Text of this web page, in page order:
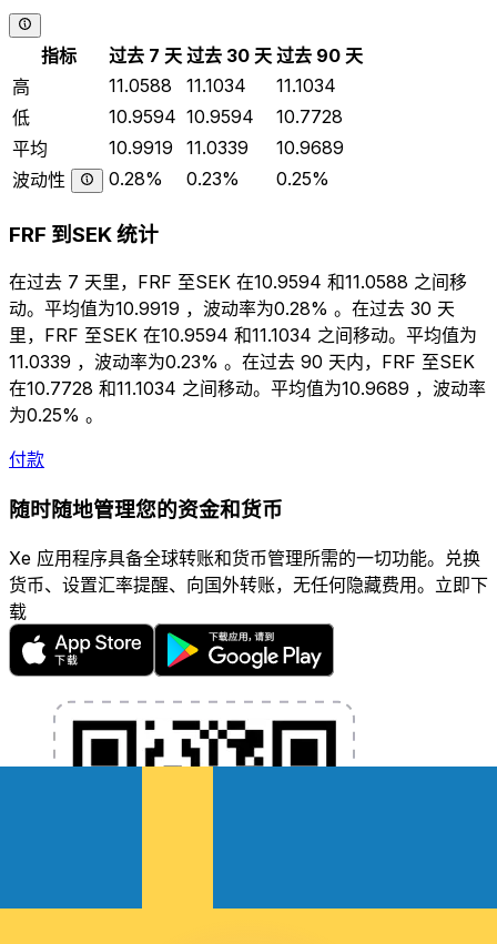
指标 过去 7 天 过去 30 天 过去 90 天
高
11.0588 11.1034
11.1034
低
10.9594 10.9594
10.7728
平均
10.9919 11.0339
10.9689
波动性
0.28% 0.23% 0.25%
FRF 到SEK 统计
在过去 7 天里，FRF 至SEK 在10.9594 和11.0588 之间移
动。平均值为10.9919 ，波动率为0.28% 。在过去 30 天
里，FRF 至SEK 在10.9594 和11.1034 之间移动。平均值为
11.0339 ，波动率为0.23% 。在过去 90 天内，FRF 至SEK
在10.7728 和11.1034 之间移动。平均值为10.9689 ，波动率
为0.25% 。
付款
随时随地管理您的资金和货币
Xe 应用程序具备全球转账和货币管理所需的一切功能。兑换
货币、设置汇率提醒、向国外转账，无任何隐藏费用。立即下
载